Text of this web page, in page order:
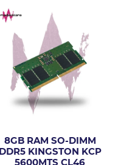
8GB RAM SO-DIMM
DDR5 KINGSTON KCP
5600MTS CL46